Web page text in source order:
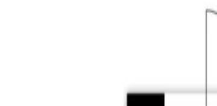
– instapklare woning gelegen op een
– prachtig gemoderniseerde woning
– de begane grond is volledig
– de woning is volledig voorzien van
– energiezuinige woning met
– zeer diepe achtertuin gelegen op